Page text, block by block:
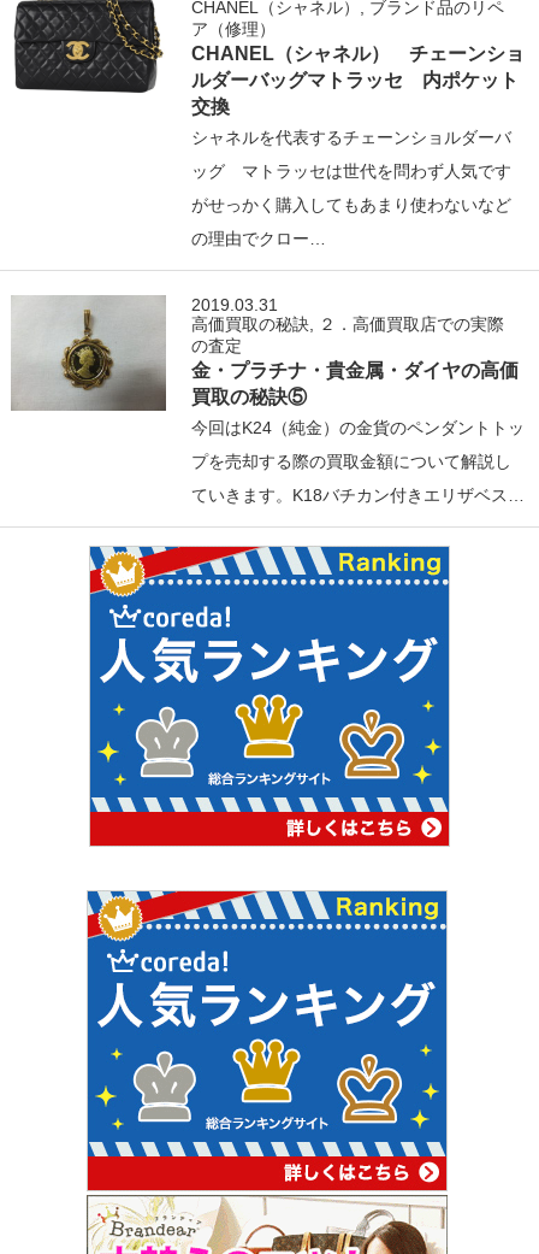
CHANEL（シャネル） , ブランド品のリペ
ア（修理）
CHANEL（シャネル） チェーンショ
ルダーバッグマトラッセ 内ポケット
交換
シャネルを代表するチェーンショルダーバ
ッグ マトラッセは世代を問わず人気です
がせっかく購入してもあまり使わないなど
の理由でクロー…
2019.03.31
高価買取の秘訣, ２．高価買取店での実際
の査定
金・プラチナ・貴金属・ダイヤの高価
買取の秘訣⑤
今回はK24（純金）の金貨のペンダントトッ
プを売却する際の買取金額について解説し
ていきます。K18バチカン付きエリザベス…